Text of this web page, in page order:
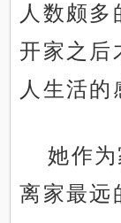
人数颇
开家之后
人生活的
她作
离家最远